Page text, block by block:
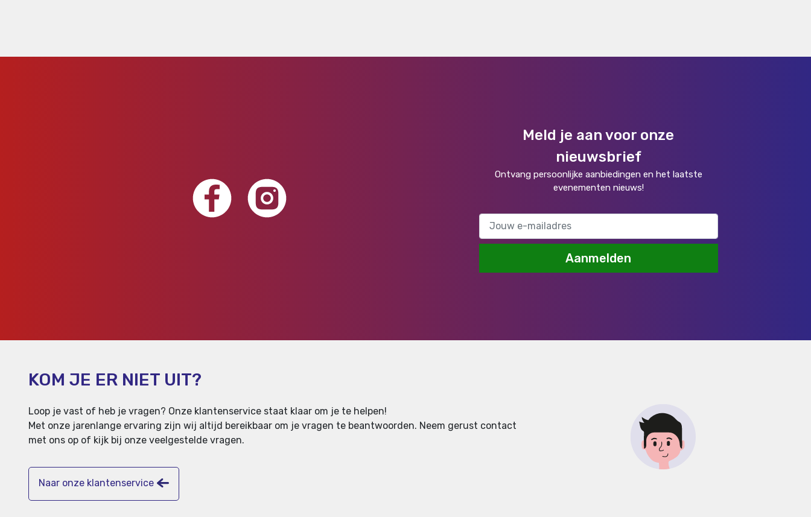
Meld je aan voor onze
nieuwsbrief
Ontvang persoonlijke aanbiedingen en het laatste
evenementen nieuws!
Aanmelden
KOM JE ER NIET UIT?
Loop je vast of heb je vragen? Onze klantenservice staat klaar om je te helpen!
Met onze jarenlange ervaring zijn wij altijd bereikbaar om je vragen te beantwoorden. Neem gerust contact
met ons op of kijk bij onze veelgestelde vragen.
Naar onze klantenservice